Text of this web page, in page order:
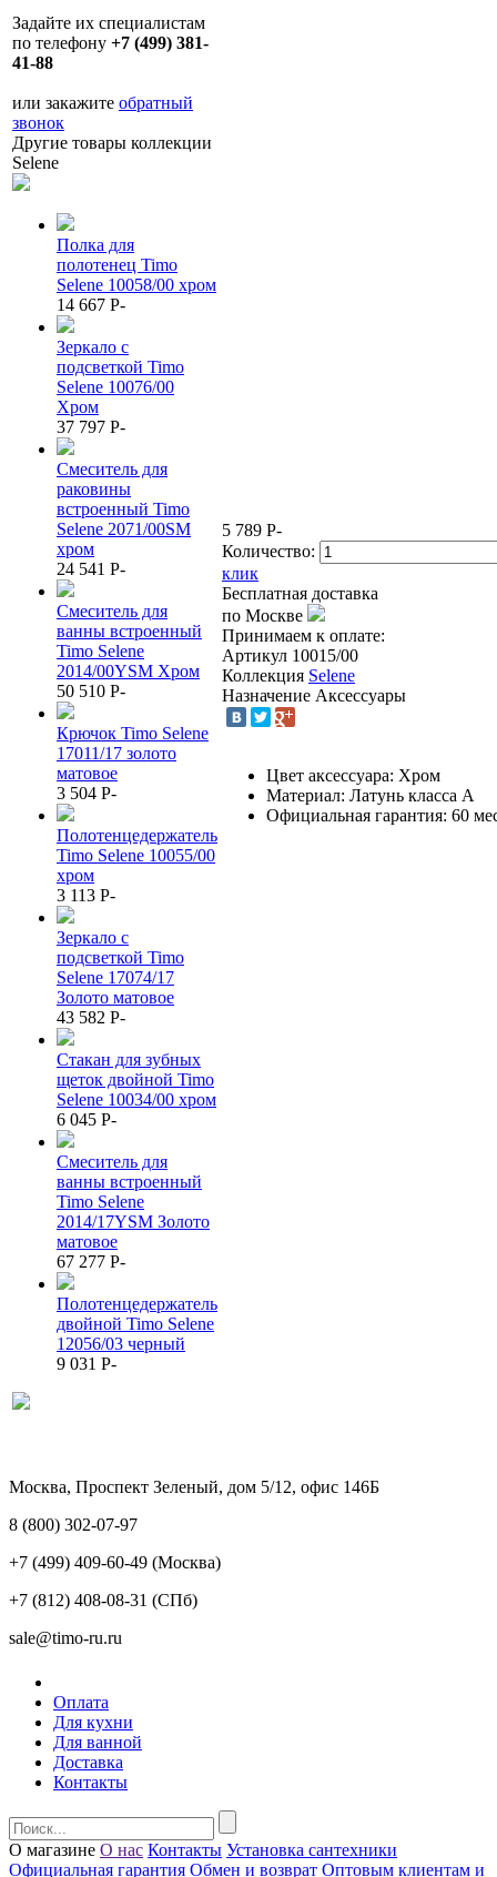
Задайте их специалистам
по телефону +7 (499) 381-
41-88
или закажите обратный
звонок
Другие товары коллекции
Selene
Полка для
полотенец Timo
Selene 10058/00 хром
14 667 P-
Зеркало с
подсветкой Timo
Selene 10076/00
Хром
37 797 P-
Смеситель для
раковины
встроенный Timo
Selene 2071/00SM
хром
24 541 P-
Смеситель для
ванны встроенный
Timo Selene
2014/00YSM Хром
50 510 P-
Крючок Timo Selene
17011/17 золото
матовое
3 504 P-
Полотенцедержатель
Timo Selene 10055/00
хром
3 113 P-
Зеркало с
подсветкой Timo
Selene 17074/17
Золото матовое
43 582 P-
Стакан для зубных
щеток двойной Timo
Selene 10034/00 хром
6 045 P-
Смеситель для
ванны встроенный
Timo Selene
2014/17YSM Золото
матовое
67 277 P-
Полотенцедержатель
двойной Timo Selene
12056/03 черный
9 031 P-
5 789 P-
Количество:
клик
Бесплатная доставка
по Москве
Принимаем к оплате:
Артикул 10015/00
Коллекция Selene
Назначение Аксессуары
Цвет аксессуара: Хром
Материал: Латунь класса А
Официальная гарантия: 60
Москва, Проспект Зеленый, дом 5/12, офис 146Б
8 (800) 302-07-97
+7 (499) 409-60-49 (Москва)
+7 (812) 408-08-31 (СПб)
sale@timo-ru.ru
Оплата
Для кухни
Для ванной
Доставка
Контакты
О магазине О нас Контакты Установка сантехники
Официальная гарантия Обмен и возврат Оптовым клиентам и